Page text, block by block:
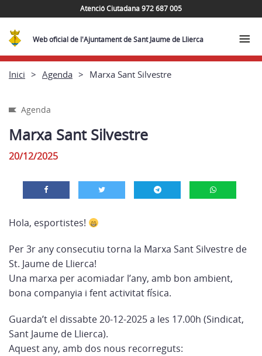
Atenció Ciutadana 972 687 005
Web oficial de l'Ajuntament de Sant Jaume de Llierca
Inici Agenda Marxa Sant Silvestre
Agenda
Marxa Sant Silvestre
20/12/2025
Hola, esportistes!
Per 3r any consecutiu torna la Marxa Sant Silvestre de
St. Jaume de Llierca!
Una marxa per acomiadar l’any, amb bon ambient,
bona companyia i fent activitat física.
Guarda’t el dissabte 20-12-2025 a les 17.00h (Sindicat,
Sant Jaume de Llierca).
Aquest any, amb dos nous recorreguts: